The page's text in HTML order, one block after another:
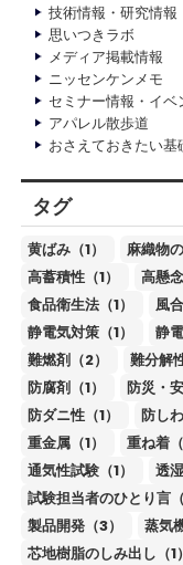
技術情報・研究情報
思いつきラボ
メディア掲載情報
ニッセンケンメモ
セミナー情報・イベ
アパレル散歩道
おさえておきたい基
タグ
黄ばみ（1） 麻織物
高蓄積性（1）
高懸
食品衛生法（1）
風
静電気対策（1）
静
難燃剤（2）
難分解
防腐剤（1）
防災・
防ダニ性（1）
防しわ
重金属（1）
重ね着（
通気性試験（1）
透
試験担当者のひとり言
製品開発（3）
蒸気
芯地樹脂のしみ出し（1）